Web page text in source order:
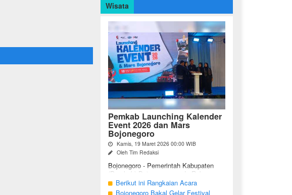
Wisata
Pemkab Launching Kalender
Event 2026 dan Mars
Bojonegoro
Kamis, 19 Maret 2026 00:00 WIB
Oleh Tim Redaksi
Bojonegoro - Pemerintah Kabupaten
(Pemkab) Bojonegoro, pada Rabu
malam (18/03/2026), bertempat di Jalan
Mas Tumapel Bojoonegoro,
Berikut ini Rangkaian Acara
Peringatan Hari Jadi Bojonegoro Ke-
Bojonegoro Bakal Gelar Festival